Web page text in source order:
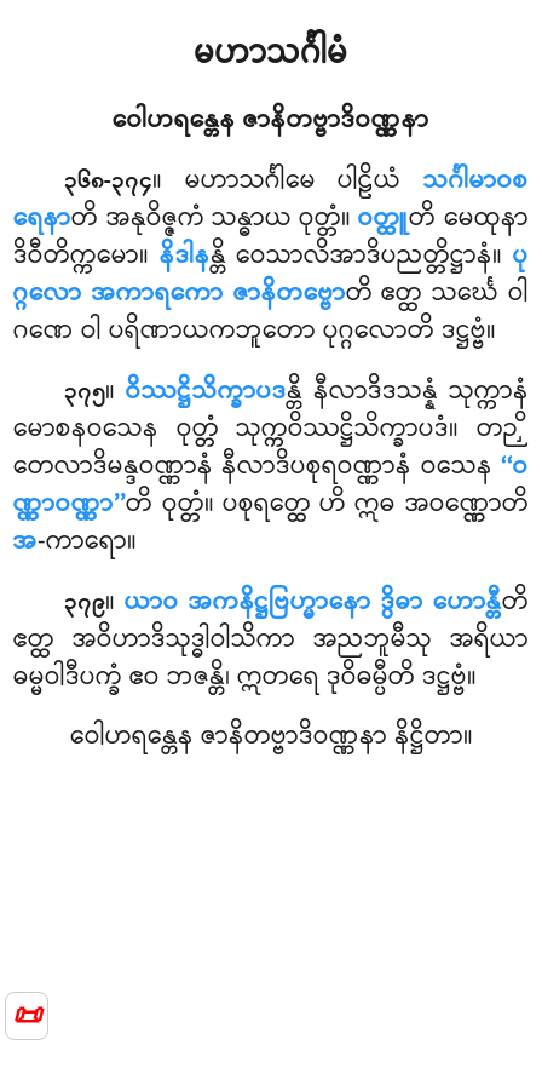
📜
မဟာသင်္ဂါမံ
ဝေါဟရန္တေန ဇာနိတဗ္ဗာဒိဝဏ္ဏနာ
၃၆၈-၃၇၄။ မဟာသင်္ဂါမေပါဠိယံ သင်္ဂါမာဝစ
ရေနာတိ အနုဝိဇ္ဇကံ သန္ဓာယ ဝုတ္တံ။ဝတ္ထူတိ မေထုနာ
ဒိဝီတိက္ကမော။ နိဒါနန္တိ ဝေသာလိအာဒိပညတ္တိဋ္ဌာနံ။ ပု
ဂ္ဂလော အကာရကော ဇာနိတဗ္ဗောတိ ဧတ္ထ သင်္ဃေ ဝါ
ဂဏေ ဝါ ပရိဏာယကဘူတော ပုဂ္ဂလောတိ ဒဋ္ဌဗ္ဗံ။
၃၇၅။ ဝိဿဋ္ဌိသိက္ခာပဒန္တိ နီလာဒိဒသန္နံ သုက္ကာနံ
မောစနဝသေန ဝုတ္တံ သုက္ကဝိဿဋ္ဌိသိက္ခာပဒံ။ တဉှိ
တေလာဒိမန္ဒဝဏ္ဏာနံ နီလာဒိပစုရဝဏ္ဏာနံ ဝသေန ‘‘ဝ
ဏ္ဏာဝဏ္ဏာ’’တိ ဝုတ္တံ။ ပစုရတ္ထေ ဟိ ဣဓ အဝဏ္ဏောတိ
အ-ကာရော။
၃၇၉။ ယာဝ အကနိဋ္ဌဗြဟ္မာနော ဒွိဓာ ဟောန္တီတိ
ဧတ္ထ အဝိဟာဒိသုဒ္ဓါဝါသိကာ အညဘူမီသု အရိယာ
ဓမ္မဝါဒီပက္ခံ ဧဝ ဘဇန္တိ၊ ဣတရေ ဒုဝိဓမ္ပီတိ ဒဋ္ဌဗ္ဗံ။
ဝေါဟရန္တေန ဇာနိတဗ္ဗာဒိဝဏ္ဏနာ နိဋ္ဌိတာ။